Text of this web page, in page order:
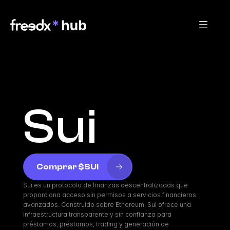
Sui
Comprar $SUI
Sui es un protocolo de finanzas descentralizadas que
proporciona acceso sin permisos a servicios financieros
avanzados. Construido sobre Ethereum, Sui ofrece una
infraestructura transparente y sin confianza para
préstamos, préstamos, trading y generación de